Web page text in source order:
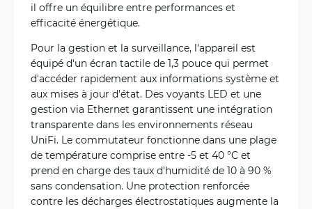
il offre un équilibre entre performances et
efficacité énergétique.
Pour la gestion et la surveillance, l'appareil est
équipé d'un écran tactile de 1,3 pouce qui permet
d'accéder rapidement aux informations système et
aux mises à jour d'état. Des voyants LED et une
gestion via Ethernet garantissent une intégration
transparente dans les environnements réseau
UniFi. Le commutateur fonctionne dans une plage
de température comprise entre -5 et 40 °C et
prend en charge des taux d'humidité de 10 à 90 %
sans condensation. Une protection renforcée
contre les décharges électrostatiques augmente la